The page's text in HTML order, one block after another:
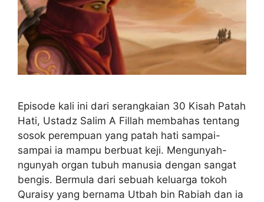
Episode kali ini dari serangkaian 30 Kisah Patah
Hati, Ustadz Salim A Fillah membahas tentang
sosok perempuan yang patah hati sampai-
sampai ia mampu berbuat keji. Mengunyah-
ngunyah organ tubuh manusia dengan sangat
bengis. Bermula dari sebuah keluarga tokoh
Quraisy yang bernama Utbah bin Rabiah dan ia